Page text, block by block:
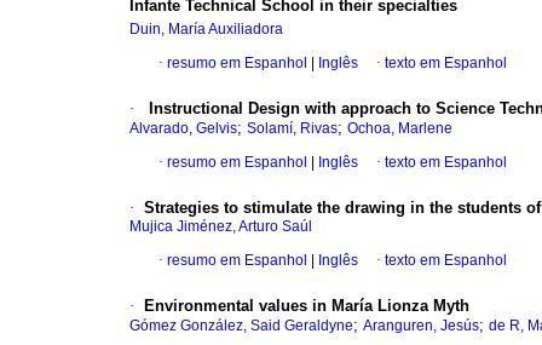
Infante Technical School in their specialties
Duin, María Auxiliadora
· resumo em Espanhol Inglês · texto em Espanhol
· Instructional Design with approach to Science
Alvarado, Gelvis; Solamí, Rivas; Ochoa, Marlene
· resumo em Espanhol Inglês · texto em Espanhol
· Strategies to stimulate the drawing in the students
Mujica Jiménez, Arturo Saúl
· resumo em Espanhol Inglês · texto em Espanhol
· Environmental values in María Lionza Myth
Gómez González, Said Geraldyne; Aranguren, Jesús; de R,